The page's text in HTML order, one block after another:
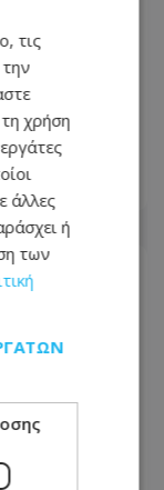
– Όχημα
τις
χρήση
άλλες
ή
των